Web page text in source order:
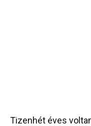
Tizenhét éves